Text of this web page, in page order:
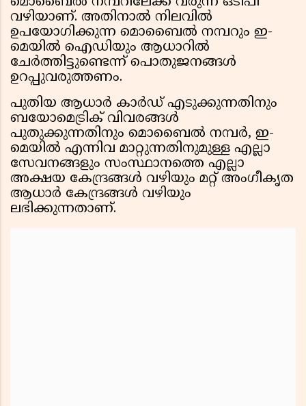
വഴിയാണ്. അതിനാൽ നിലവിൽ
ഉപയോഗിക്കുന്ന മൊബൈൽ നമ്പറും ഇ-
മെയിൽ ഐഡിയും ആധാറിൽ
ചേർത്തിട്ടുണ്ടെന്ന് പൊതുജനങ്ങൾ
ഉറപ്പുവരുത്തണം.
പുതിയ ആധാർ കാർഡ് എടുക്കുന്നതിനും
ബയോമെട്രിക് വിവരങ്ങൾ
പുതുക്കുന്നതിനും മൊബൈൽ നമ്പർ, ഇ-
മെയിൽ എന്നിവ മാറ്റുന്നതിനുമുള്ള എല്ലാ
സേവനങ്ങളും സംസ്ഥാനത്തെ എല്ലാ
അക്ഷയ കേന്ദ്രങ്ങൾ വഴിയും മറ്റ് അംഗീകൃത
ആധാർ കേന്ദ്രങ്ങൾ വഴിയും
ലഭിക്കുന്നതാണ്.